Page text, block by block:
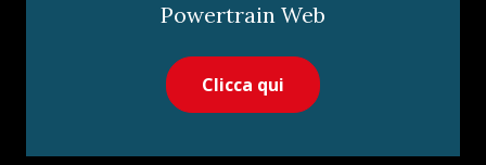
Powertrain Web
Clicca qui